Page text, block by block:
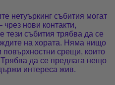
нетуъркинг събития могат
нови контакти,
тези събития трябва да се
на хората. Няма нищо
срещи, които
да се предлага нещо
интереса жив.